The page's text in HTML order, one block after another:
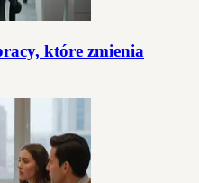
które zmienia